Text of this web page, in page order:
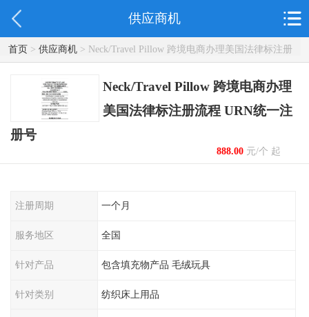
供应商机
首页> 供应商机> Neck/Travel Pillow 跨境电商办理美国法律标注册
流程 URN统一注册号
Neck/Travel Pillow 跨境电商办理
美国法律标注册流程 URN统一注
册号
888.00元/个 起
注册周期 一个月
服务地区 全国
针对产品 包含填充物产品 毛绒玩具
针对类别 纺织床上用品